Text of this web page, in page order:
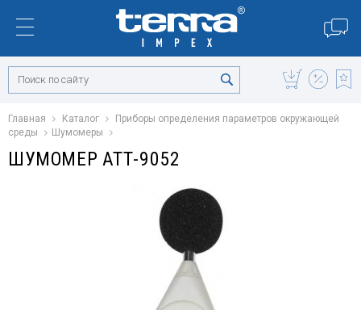
Главная Каталог
Приборы определения параметров окружающей
среды
Шумомеры
ШУМОМЕР АТТ-9052